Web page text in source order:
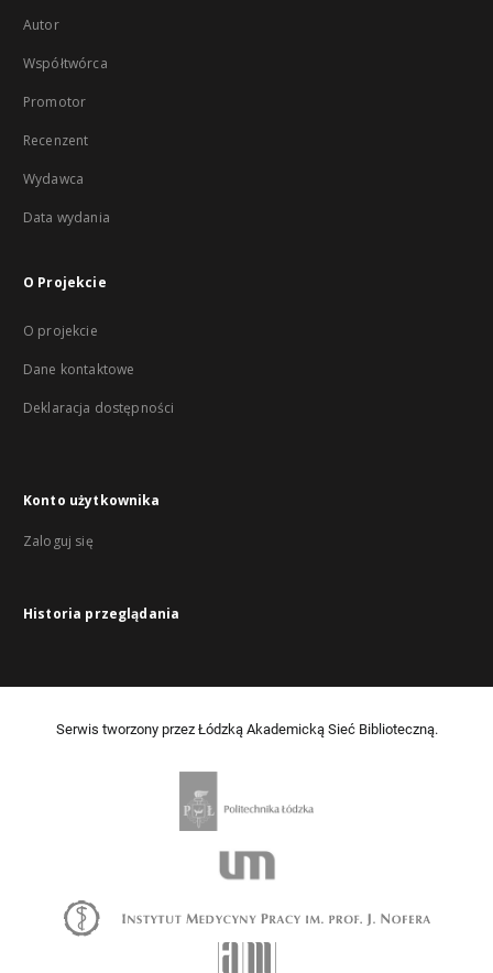
Autor
Współtwórca
Promotor
Recenzent
Wydawca
Data wydania
O Projekcie
O projekcie
Dane kontaktowe
Deklaracja dostępności
Konto użytkownika
Zaloguj się
Historia przeglądania
Serwis tworzony przez Łódzką Akademicką Sieć Biblioteczną.